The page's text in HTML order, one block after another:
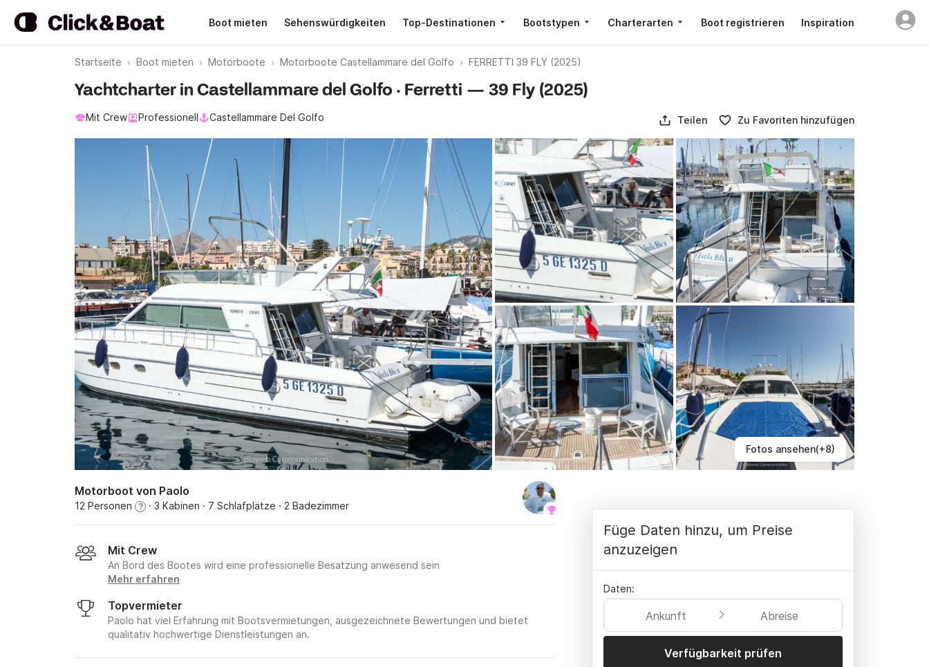
Boot mieten Sehenswürdigkeiten Top-Destinationen Bootstypen Charterarten Boot registrieren Inspiration
Startseite Boot mieten Motorboote Motorboote Castellammare del Golfo FERRETTI 39 FLY (2025)
Fotos ansehen(+8)
Yachtcharter in Castellammare del Golfo · Ferretti — 39 Fly (2025)
Mit Crew Professionell Castellammare Del Golfo Teilen Zu Favoriten hinzufügen
Motorboot von Paolo
12 Personen ? · 3 Kabinen · 7 Schlafplätze · 2 Badezimmer
Mit Crew
An Bord des Bootes wird eine professionelle Besatzung anwesend sein
Mehr erfahren
Topvermieter
Paolo hat viel Erfahrung mit Bootsvermietungen, ausgezeichnete Bewertungen und bietet
qualitativ hochwertige Dienstleistungen an.
Füge Daten hinzu, um Preise
anzuzeigen
Daten:
Ankunft Abreise
Verfügbarkeit prüfen